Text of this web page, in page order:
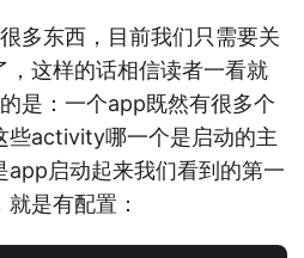
多东西，目前我们只需要关
这样的话相信读者一看就
是：一个app既然有很多个
activity哪一个是启动的主
启动起来我们看到的第一
是有配置：